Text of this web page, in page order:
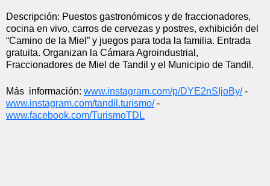
Descripción: Puestos gastronómicos y de fraccionadores,
cocina en vivo, carros de cervezas y postres, exhibición del
“Camino de la Miel” y juegos para toda la familia. Entrada
gratuita. Organizan la Cámara Agroindustrial,
Fraccionadores de Miel de Tandil y el Municipio de Tandil.
Más  información: www.instagram.com/p/DYE2nSIjoBy/
www.instagram.com/tandil.turismo/
www.facebook.com/TurismoTDL